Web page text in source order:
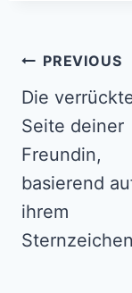
Post
PREVIOUS
Die
Seite deiner
Freundin,
basierend
ihrem
Sternzeichen